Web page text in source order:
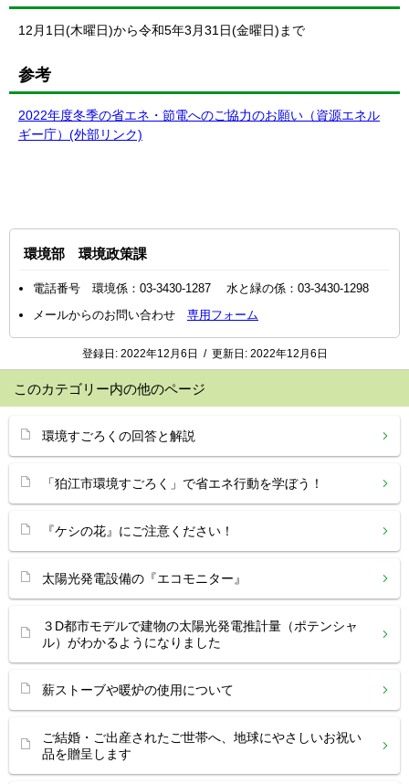
12月1日(木曜日)から令和5年3月31日(金曜日)まで
参考
2022年度冬季の省エネ・節電へのご協力のお願い（資源エネル
ギー庁）(外部リンク)
環境部 環境政策課
電話番号 環境係：03-3430-1287 水と緑の係：03-3430-1298
メールからのお問い合わせ 専用フォーム
登録日: 2022年12月6日 / 更新日: 2022年12月6日
このカテゴリー内の他のページ
環境すごろくの回答と解説
「狛江市環境すごろく」で省エネ行動を学ぼう！
『ケシの花』にご注意ください！
太陽光発電設備の『エコモニター』
３D都市モデルで建物の太陽光発電推計量（ポテンシャ
ル）がわかるようになりました
薪ストーブや暖炉の使用について
ご結婚・ご出産されたご世帯へ、地球にやさしいお祝い
品を贈呈します